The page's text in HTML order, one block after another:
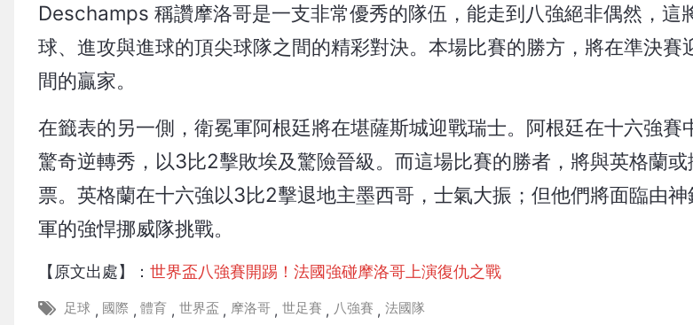
Deschamps 稱讚摩洛哥是一支非常優秀的隊伍，能走到八強絕非偶然，這
球、進攻與進球的頂尖球隊之間的精彩對決。本場比賽的勝方，將在準決賽
間的贏家。
在籤表的另一側，衛冕軍阿根廷將在堪薩斯城迎戰瑞士。阿根廷在十六強
驚奇逆轉秀，以3比2擊敗埃及驚險晉級。而這場比賽的勝者，將與英格蘭
票。英格蘭在十六強以3比2擊退地主墨西哥，士氣大振；但他們將面臨由
軍的強悍挪威隊挑戰。
【原文出處】：世界盃八強賽開踢！法國強碰摩洛哥上演復仇之戰
足球 , 國際 , 體育 , 世界盃 , 摩洛哥 , 世足賽 , 八強賽 , 法國隊